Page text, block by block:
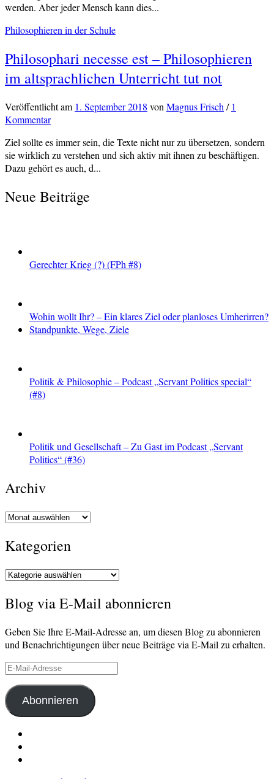
werden. Aber jeder Mensch kann dies...
Philosophieren in der Schule
Philosophari necesse est – Philosophieren
im altsprachlichen Unterricht tut not
Veröffentlichtam 1. September 2018 vonMagnus Frisch/ 1
Kommentar
Ziel sollte es immer sein, die Texte nicht nur zu übersetzen, sondern
sie wirklich zu verstehen und sich aktiv mit ihnen zu beschäftigen.
Dazu gehört es auch, d...
Neue Beiträge
Gerechter Krieg (?) (FPh #8)
Wohin wollt Ihr? – Ein klares Ziel oder planloses Umherirren?
Standpunkte, Wege, Ziele
Politik & Philosophie – Podcast „Servant Politics special“
(#8)
Politik und Gesellschaft – Zu Gast im Podcast „Servant
Politics“ (#36)
Archiv
Archiv
Kategorien
Kategorien
Blog via E-Mail abonnieren
Geben Sie Ihre E-Mail-Adresse an, um diesen Blog zu abonnieren
und Benachrichtigungen über neue Beiträge via E-Mail zu erhalten.
E-
Mail-
Adresse
Abonnieren